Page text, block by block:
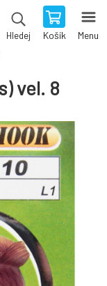
Hledej Košík Menu
vel. 8